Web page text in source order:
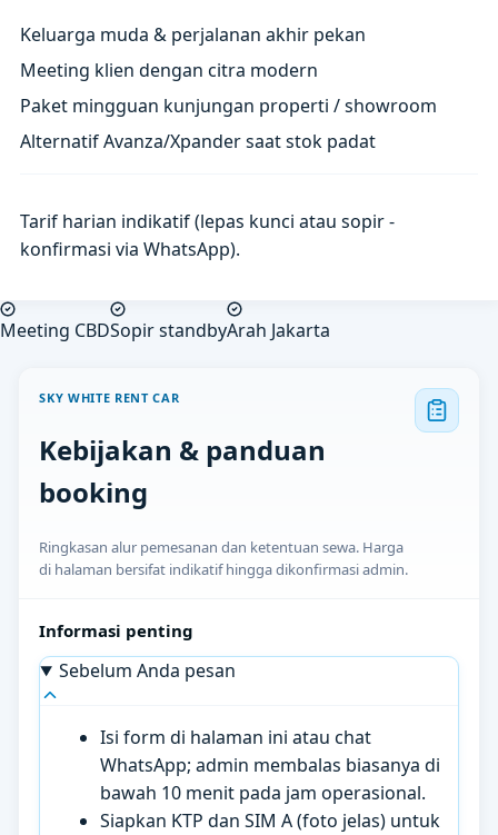
Keluarga muda & perjalanan akhir pekan
Meeting klien dengan citra modern
Paket mingguan kunjungan properti / showroom
Alternatif Avanza/Xpander saat stok padat
Tarif harian indikatif (lepas kunci atau sopir -
konfirmasi via WhatsApp).
Meeting CBDSopir standbyArah Jakarta
SKY WHITE RENT CAR
Kebijakan & panduan
booking
Ringkasan alur pemesanan dan ketentuan sewa. Harga
di halaman bersifat indikatif hingga dikonfirmasi admin.
Informasi penting
Sebelum Anda pesan
Isi form di halaman ini atau chat
WhatsApp; admin membalas biasanya di
bawah 10 menit pada jam operasional.
Siapkan KTP dan SIM A (foto jelas) untuk